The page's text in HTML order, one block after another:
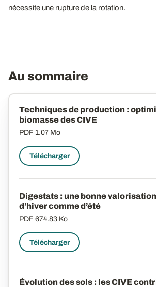
nécessite une rupture de la rotation.
Au sommaire
Techniques de production :
biomasse des CIVE
PDF 1.07 Mo
Télécharger
Digestats : une bonne
d’hiver comme d’été
PDF 674.83 Ko
Télécharger
Évolution des sols : les CIVE